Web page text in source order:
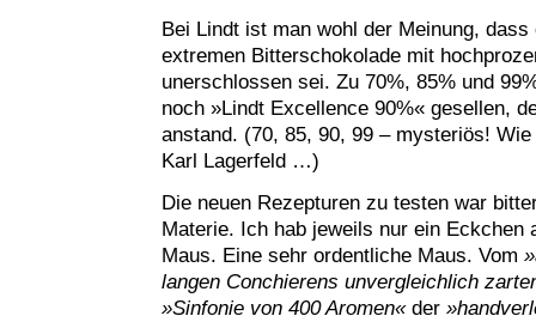
Bei Lindt ist man wohl der Meinung,
extremen Bitterschokolade mit
unerschlossen sei. Zu 70%, 85% und
noch »Lindt Excellence 90%« gesellen,
anstand. (70, 85, 90, 99 – mysteriös!
Karl Lagerfeld …)
Die neuen Rezepturen zu testen war
Materie. Ich hab jeweils nur ein Eckchen
Maus. Eine sehr ordentliche Maus. Vom
langen Conchierens unvergleichlich
»Sinfonie von 400 Aromen«der